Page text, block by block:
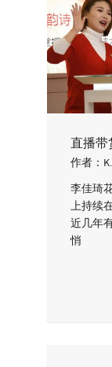
直播带
作者：
李佳琦
上持续
近几年
悄